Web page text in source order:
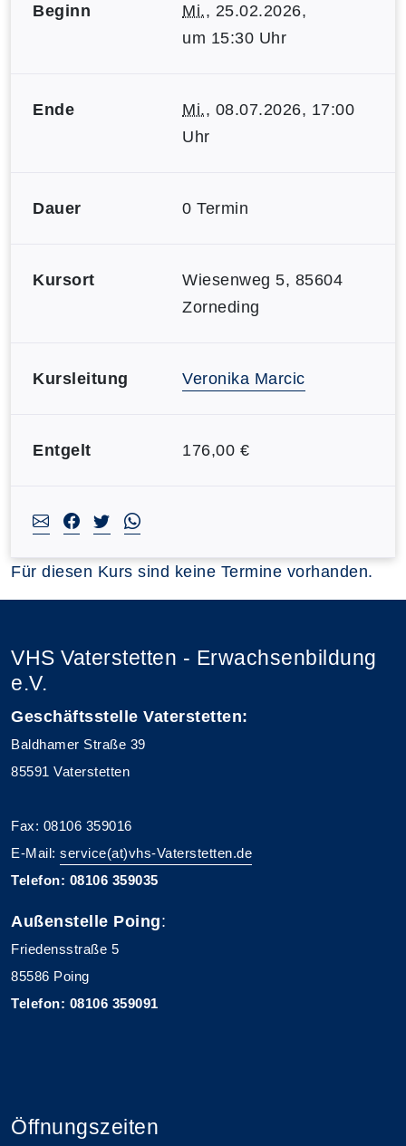
Beginn Mi., 25.02.2026,
um 15:30 Uhr
Ende Mi., 08.07.2026, 17:00
Uhr
Dauer 0 Termin
Kursort
Wiesenweg 5, 85604
Zorneding
Kursleitung Veronika Marcic
Entgelt 176,00 €
Für diesen Kurs sind keine Termine vorhanden.
VHS Vaterstetten - Erwachsenbildung
e.V.
Geschäftsstelle Vaterstetten:
Baldhamer Straße 39
85591 Vaterstetten
Fax: 08106 359016
E-Mail: service(at)vhs-Vaterstetten.de
Telefon: 08106 359035
Außenstelle Poing:
Friedensstraße 5
85586 Poing
Telefon: 08106 359091
Öffnungszeiten